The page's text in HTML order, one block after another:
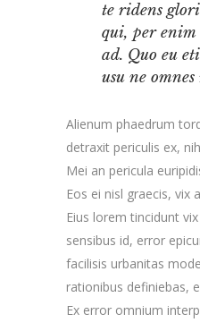
te ridens
qui, per enim
ad. Quo eu
usu ne
Alienum phaedrum
detraxit periculis ex,
Mei an pericula
Eos ei nisl graecis, vix
Eius lorem tincidunt
sensibus id, error
facilisis urbanitas
rationibus definiebas,
Ex error omnium